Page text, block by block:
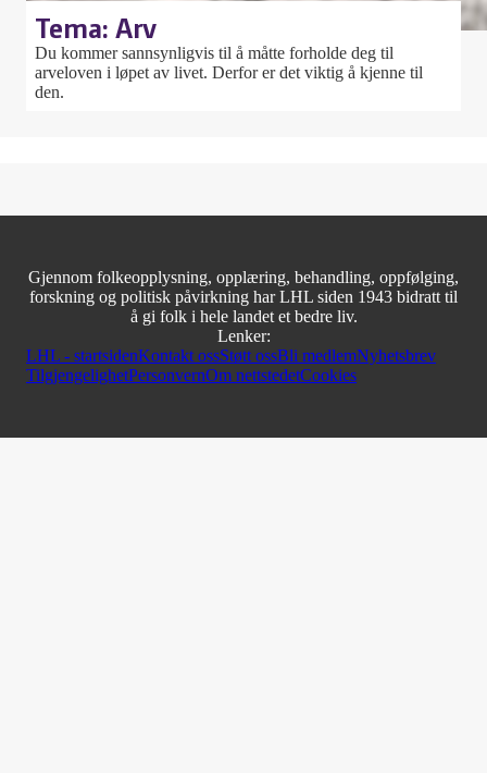
Tema: Arv
Du kommer sannsynligvis til å måtte forholde deg til
arveloven i løpet av livet. Derfor er det viktig å kjenne til
den.
Gjennom folkeopplysning, opplæring, behandling, oppfølging,
forskning og politisk påvirkning har LHL siden 1943 bidratt til
å gi folk i hele landet et bedre liv.
Lenker:
LHL - startsidenKontakt ossStøtt ossBli medlemNyhetsbrev
TilgjengelighetPersonvernOm nettstedetCookies